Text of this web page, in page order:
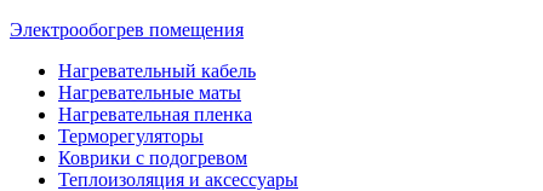
Электрообогрев помещения
Нагревательный кабель
Нагревательные маты
Нагревательная пленка
Терморегуляторы
Коврики с подогревом
Теплоизоляция и аксессуары